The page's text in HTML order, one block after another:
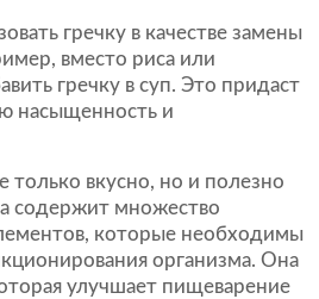
гречку в качестве замены
вместо риса или
гречку в суп. Это придаст
насыщенность и
только вкусно, но и полезно
содержит множество
которые необходимы
организма. Она
улучшает пищеварение